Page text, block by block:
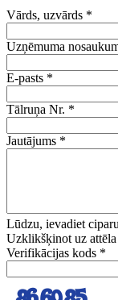
Vārds, uzvārds *
Uzņēmuma
E-pasts *
Tālruņa Nr. *
Jautājums *
Lūdzu, ievadiet
Uzklikšķinot uz
Verifikācijas kods *